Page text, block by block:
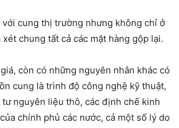
với cung thị trường nhưng không chỉ ở
chung tất cả các mặt hàng gộp lại.
còn có những nguyên nhân khác có
cung là trình độ công nghệ kỹ thuật,
nguyên liệu thô, các định chế kinh
chính phủ các nước, cả một số lý do